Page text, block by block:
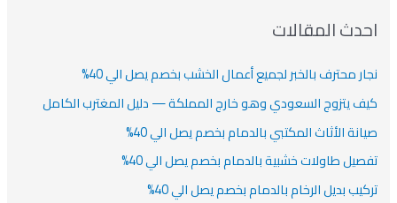
المقالات
محترف بالخبر لجميع أعمال الخشب بخصم يصل الي 40%
يتزوج السعودي وهو خارج المملكة — دليل المغترب الكامل
الأثاث المكتبي بالدمام بخصم يصل الي 40%
طاولات خشبية بالدمام بخصم يصل الي 40%
بديل الرخام بالدمام بخصم يصل الي 40%